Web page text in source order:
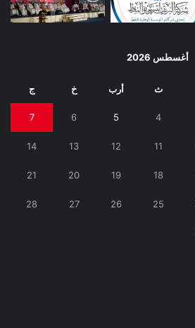
أغسطس 2026
ث أرب خ ج
4
5
6
7
11
12
13
14
18
19
20
21
25
26
27
28